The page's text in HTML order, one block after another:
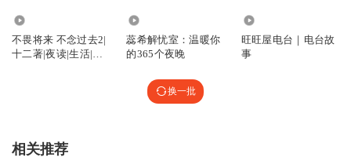
不畏将来 不念过去2|
十二著|夜读|生活|蕊
蕊希解忧室：温暖你
的365个夜晚
旺旺屋电台｜电台故
事
换一批
相关推荐